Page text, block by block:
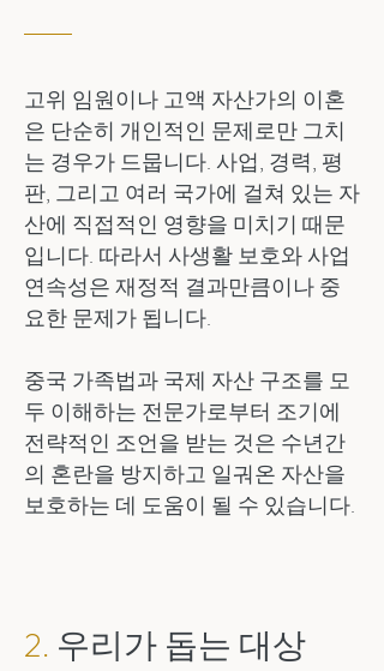
고위 임원이나 고액 자산가의 이혼
은 단순히 개인적인 문제로만 그치
는 경우가 드뭅니다. 사업, 경력, 평
판, 그리고 여러 국가에 걸쳐 있는 자
산에 직접적인 영향을 미치기 때문
입니다. 따라서 사생활 보호와 사업
연속성은 재정적 결과만큼이나 중
요한 문제가 됩니다.
중국 가족법과 국제 자산 구조를 모
두 이해하는 전문가로부터 조기에
전략적인 조언을 받는 것은 수년간
의 혼란을 방지하고 일궈온 자산을
보호하는 데 도움이 될 수 있습니다.
2. 우리가 돕는 대상